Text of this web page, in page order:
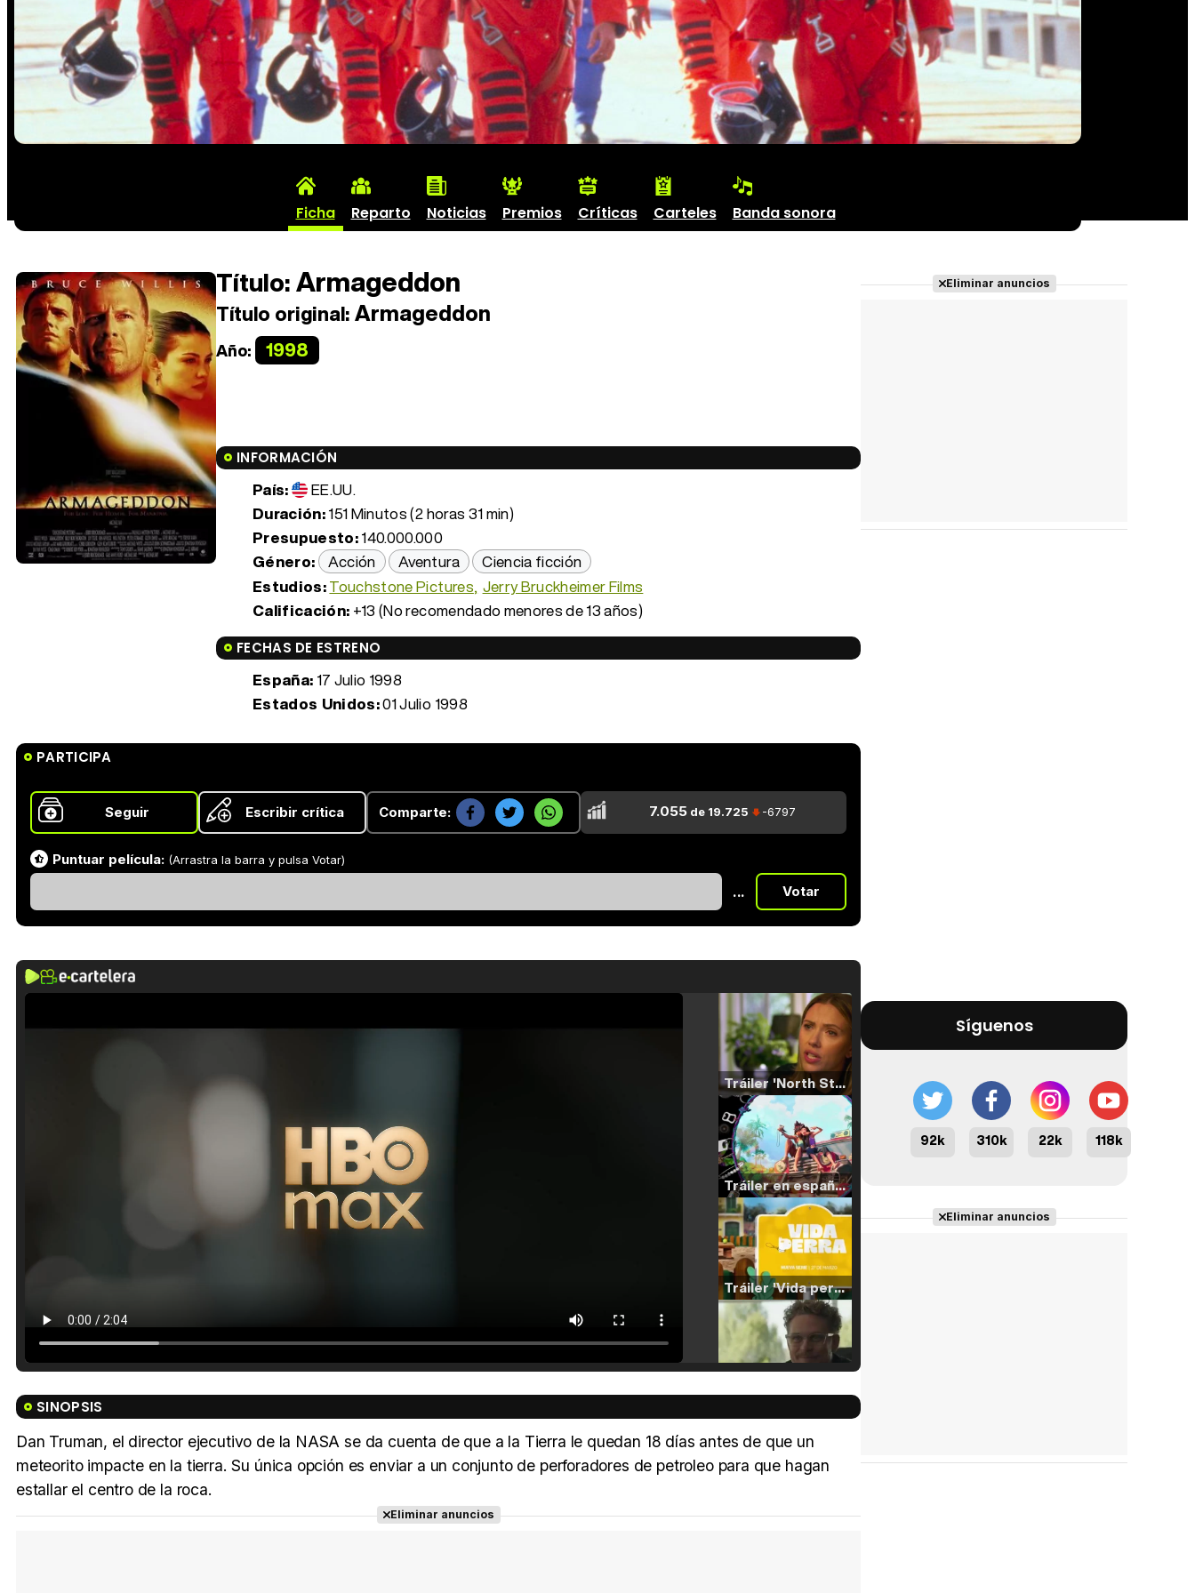
Ficha Reparto Noticias Premios Críticas Carteles Banda sonora
Título:Armageddon
Título original:Armageddon
Año: 1998
INFORMACIÓN
País:
EE.UU.
Duración:151 Minutos (2 horas 31 min)
Presupuesto:140.000.000
Género: Acción Aventura
Ciencia ficción
Estudios:Touchstone Pictures Jerry Bruckheimer Films
Calificación: +13 (No recomendado menores de 13 años)
FECHAS DE ESTRENO
España: 17 Julio 1998
Estados Unidos:01 Julio 1998
PARTICIPA
Seguir Escribir crítica Comparte: 7.055 de 19.725 -6797
Puntuar película: (Arrastra la barra y pulsa Votar)
... Votar
Tráiler 'North Star' (2023)
Tráiler en español de 'La isla olvidada'
Tráiler 'Vida perra' (2026)
SINOPSIS
Dan Truman, el director ejecutivo de la NASA se da cuenta de que a la Tierra le quedan 18 días antes de que un
meteorito impacte en la tierra. Su única opción es enviar a un conjunto de perforadores de petroleo para que hagan
estallar el centro de la roca.
Eliminar anuncios
Eliminar anuncios
Síguenos
92k 310k 22k 118k
Eliminar anuncios